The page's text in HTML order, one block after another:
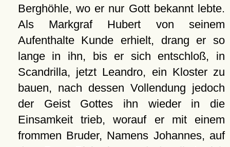
Berghöhle, wo er nur Gott bekannt lebte.
Als Markgraf Hubert von seinem
Aufenthalte Kunde erhielt, drang er so
lange in ihn, bis er sich entschloß, in
Scandrilla, jetzt Leandro, ein Kloster zu
bauen, nach dessen Vollendung jedoch
der Geist Gottes ihn wieder in die
Einsamkeit trieb, worauf er mit einem
frommen Bruder, Namens Johannes, auf